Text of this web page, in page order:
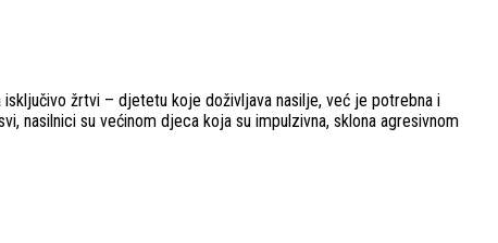
žrtvi – djetetu koje doživljava nasilje, već je potrebna i
nasilnici su većinom djeca koja su impulzivna, sklona agresivnom